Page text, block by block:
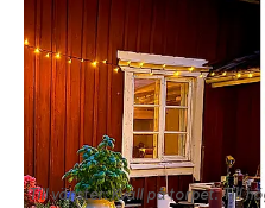
Till vänster: Kväll på torpet. Till